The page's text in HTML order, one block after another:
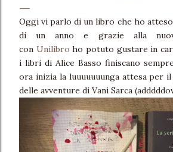
Oggi vi parlo di un libro che ho
di un anno e grazie alla
con Unilibro ho potuto gustare in
i libri di Alice Basso finiscano
ora inizia la luuuuuuunga attesa per
delle avventure di Vani Sarca